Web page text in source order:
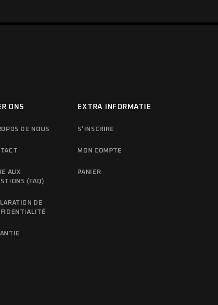
ONS
DE NOUS
AUX
(FAQ)
DE
EXTRA INFORMATIE
S’INSCRIRE
MON COMPTE
PANIER